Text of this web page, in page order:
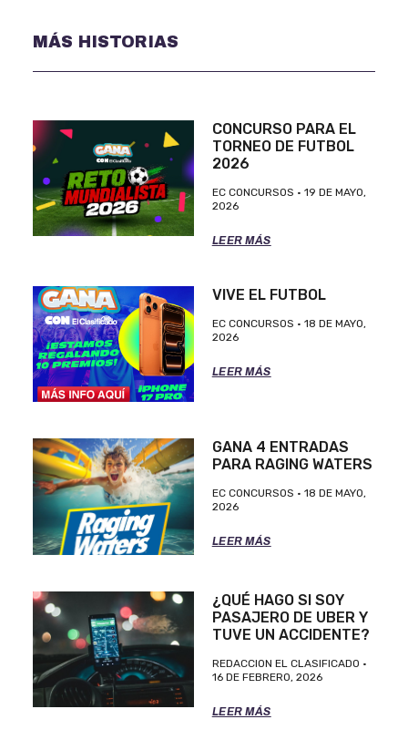
MÁS HISTORIAS
CONCURSO PARA EL
TORNEO DE FUTBOL
2026
EC CONCURSOS
19 DE MAYO,
2026
LEER MÁS
VIVE EL FUTBOL
EC CONCURSOS
18 DE MAYO,
2026
LEER MÁS
GANA 4 ENTRADAS
PARA RAGING WATERS
EC CONCURSOS
18 DE MAYO,
2026
LEER MÁS
¿QUÉ HAGO SI SOY
PASAJERO DE UBER Y
TUVE UN ACCIDENTE?
REDACCION EL CLASIFICADO
16 DE FEBRERO, 2026
LEER MÁS